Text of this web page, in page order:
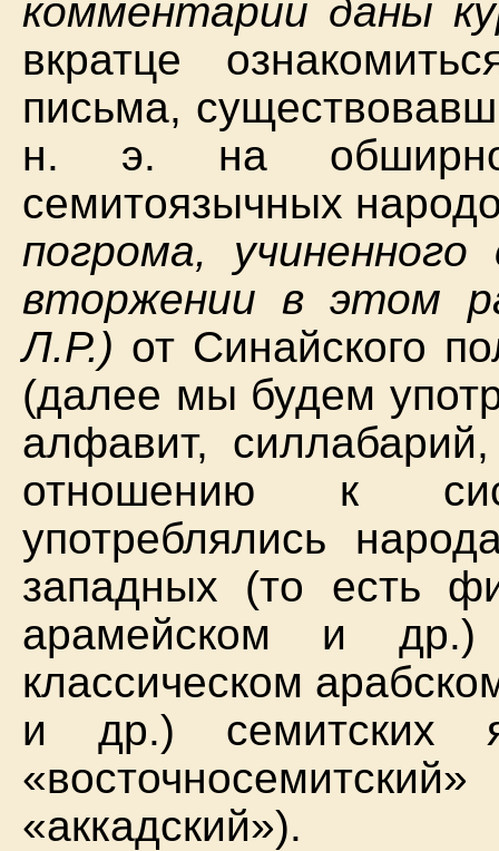
комментарии даны
вкратце
письма,
н. э. на обширной
семитоязычных
погрома,
вторжении в этом
Л.Р.) от Синайского
(далее мы будем
алфавит,
отношению к
употреблялись
западных (то есть
арамейском и
классическом
и др.) семитских
«аккадский»).